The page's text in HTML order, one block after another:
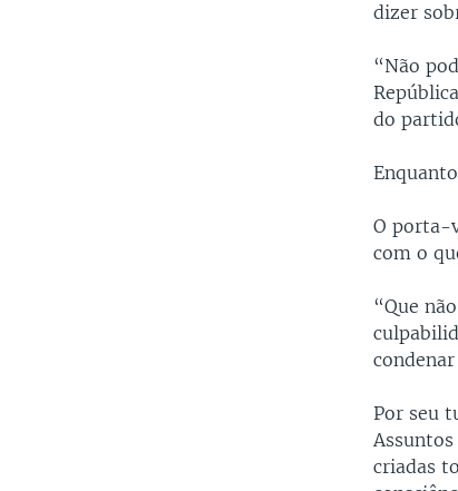
dizer
“Não
do
O porta-
com o
“Que
Por seu
criadas